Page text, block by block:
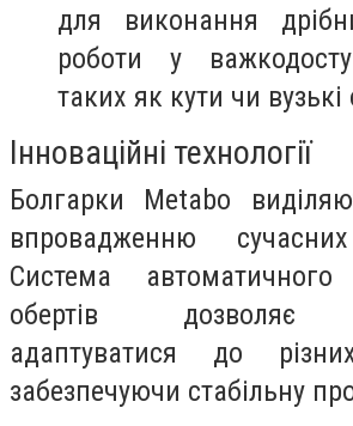
для виконання
роботи у
таких як кути чи вузькі
Інноваційні технології
Болгарки Metabo
впровадженню
Система автоматичного
обертів дозволяє
адаптуватися до
забезпечуючи стабільну